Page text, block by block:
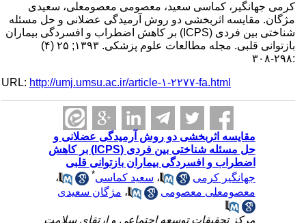
کرمی جهانگیر، کماسی سعید، معصومی معصومعلی، سعیدی
مژگان. مقایسه اثربخشی دو روش آرمیدگی عضلانی و حل مسئله
شناختی بین فردی (ICPS) بر کاهش اضطراب و افسردگی بیماران
بازتوانی قلبی. مجله مطالعات علوم پزشکی. ۱۳۹۳; ۲۵ (۴)
URL:http://umj.umsu.ac.ir/article-۱-۲۲۷۷-fa.html
مقایسه اثربخشی دو روش آرمیدگی عضلانی و
حل مسئله شناختی بین فردی (ICPS) بر کاهش
اضطراب و افسردگی بیماران بازتوانی قلبی
جهانگیر کرمی
،سعید کماسی
،
معصومعلی معصومی
،مژگان سعیدی
مرکز تحقیقات توسعه اجتماعی و ارتقای سلامت